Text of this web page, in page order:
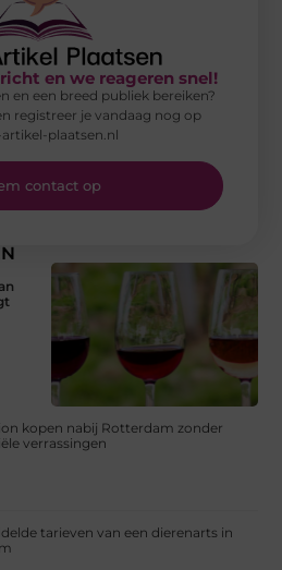
kopen nabij Rotterdam zonder
verrassingen
tarieven van een dierenarts in
en we reageren snel!
en een breed publiek bereiken?
registreer je vandaag nog op
artikel-plaatsen.nl
contact op